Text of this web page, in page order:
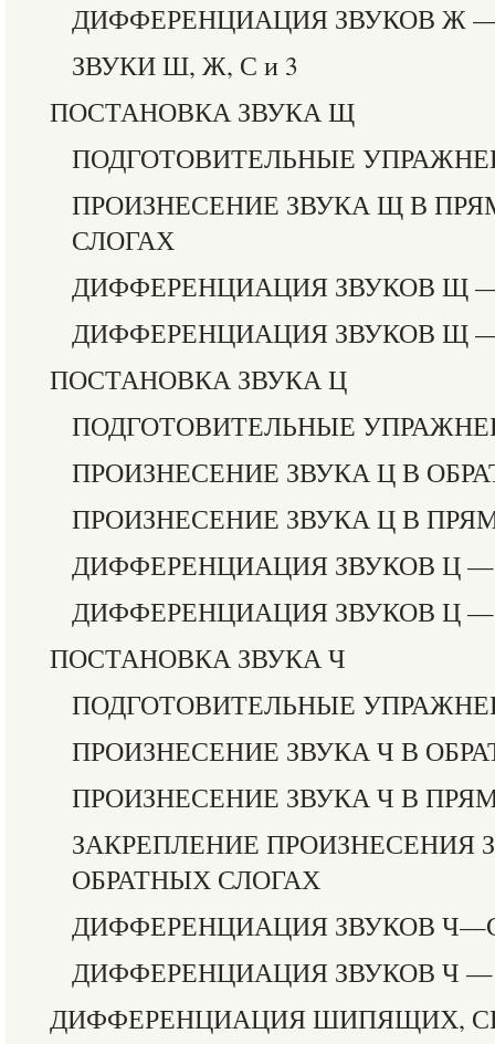
ДИФФЕРЕНЦИАЦИЯ ЗВУКОВ Ж
ЗВУКИ Ш, Ж, С и 3
ПОСТАНОВКА ЗВУКА Щ
ПОДГОТОВИТЕЛЬНЫЕ
ПРОИЗНЕСЕНИЕ ЗВУКА Щ В
СЛОГАХ
ДИФФЕРЕНЦИАЦИЯ ЗВУКОВ Щ
ДИФФЕРЕНЦИАЦИЯ ЗВУКОВ Щ
ПОСТАНОВКА ЗВУКА Ц
ПОДГОТОВИТЕЛЬНЫЕ
ПРОИЗНЕСЕНИЕ ЗВУКА Ц В
ПРОИЗНЕСЕНИЕ ЗВУКА Ц В
ДИФФЕРЕНЦИАЦИЯ ЗВУКОВ Ц
ДИФФЕРЕНЦИАЦИЯ ЗВУКОВ Ц
ПОСТАНОВКА ЗВУКА Ч
ПОДГОТОВИТЕЛЬНЫЕ
ПРОИЗНЕСЕНИЕ ЗВУКА Ч В
ПРОИЗНЕСЕНИЕ ЗВУКА Ч В
ЗАКРЕПЛЕНИЕ ПРОИЗНЕСЕНИЯ
ОБРАТНЫХ СЛОГАХ
ДИФФЕРЕНЦИАЦИЯ ЗВУКОВ
ДИФФЕРЕНЦИАЦИЯ ЗВУКОВ Ч —
ДИФФЕРЕНЦИАЦИЯ ШИПЯЩИХ,